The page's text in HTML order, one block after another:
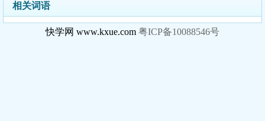
相关词语
快学网 www.kxue.com 粤ICP备10088546号